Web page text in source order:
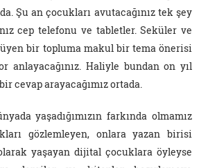
Şu an çocukları avutacağınız tek şey
cep telefonu ve tabletler. Seküler ve
bir topluma makul bir tema önerisi
anlayacağınız. Haliyle bundan on yıl
cevap arayacağımız ortada.
yaşadığımızın farkında olmamız
gözlemleyen, onlara yazan birisi
yaşayan dijital çocuklara öyleyse